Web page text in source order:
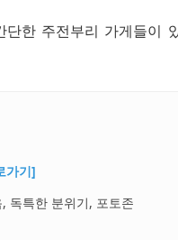
한 주전부리 가게들이
가기]
독특한 분위기, 포토존